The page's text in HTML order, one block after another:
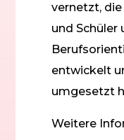
vernetzt, die
und Schüler
entwickelt
umgesetzt
Weitere